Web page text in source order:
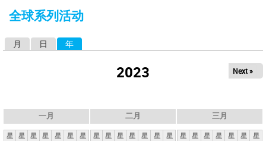
这
全球系列活动
月 日 年
2023 Next »
一月
星 星 星 星 星 星
星
二月
星 星 星 星 星 星 星
三月
星 星 星 星 星 星 星